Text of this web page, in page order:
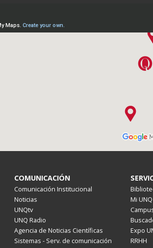
COMUNICACIÓN
Comunicación Institucional
Noticias
UNQtv
UNQ Radio
Agencia de Noticias Científicas
Sistemas - Serv. de comunicación
Mi UNQ
Expo
RRHH